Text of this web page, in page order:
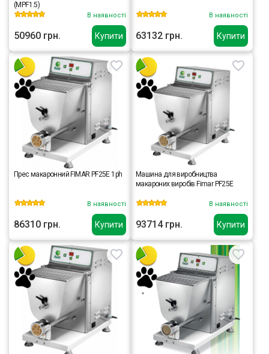
Купити
(MPF1.5)
В наявності
50960 грн. Купити
В наявності
63132 грн.
Купити
Прес макаронний FIMAR PF25E 1ph
В наявності
86310 грн. Купити
Машина для виробництва
макароних виробів Fimar PF25E
В наявності
93714 грн.